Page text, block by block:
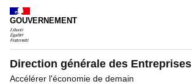
Panneau de gestion des cookies
GOUVERNEMENT
Direction générale des Entreprises
Accélérer l'économie de demain